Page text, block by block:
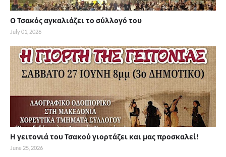
Ο Τσακός αγκαλιάζει το σύλλογό του
July 01, 2026
Η γειτονιά του Τσακού γιορτάζει και μας προσκαλεί!
June 25, 2026